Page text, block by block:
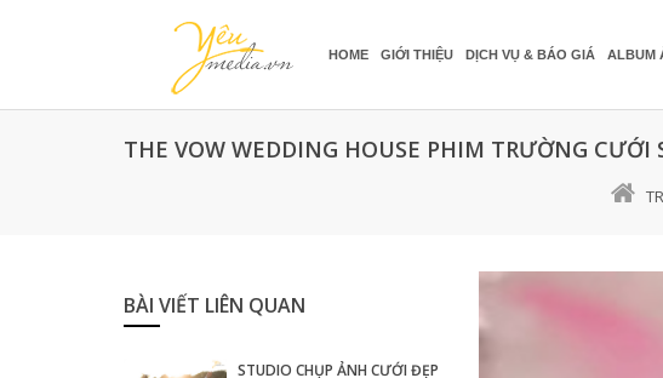
HOME GIỚI THIỆU DỊCH VỤ & BÁO GIÁ ALBUM
THE VOW WEDDING HOUSE PHIM TRƯỜNG CƯỚI
BÀI VIẾT LIÊN QUAN
STUDIO CHỤP ẢNH CƯỚI ĐẸP